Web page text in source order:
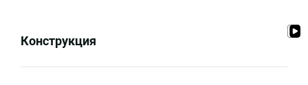
Конструкция